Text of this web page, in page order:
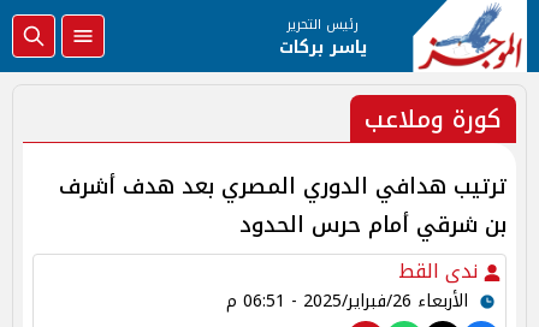
رئيس التحرير
ياسر بركات
كورة وملاعب
ترتيب هدافي الدوري المصري بعد هدف أشرف
بن شرقي أمام حرس الحدود
ندى القط
الأربعاء 26/فبراير/2025 - 06:51 م